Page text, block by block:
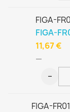
FIGA-
FIGA-
—
11,67 €
−
FIGA-